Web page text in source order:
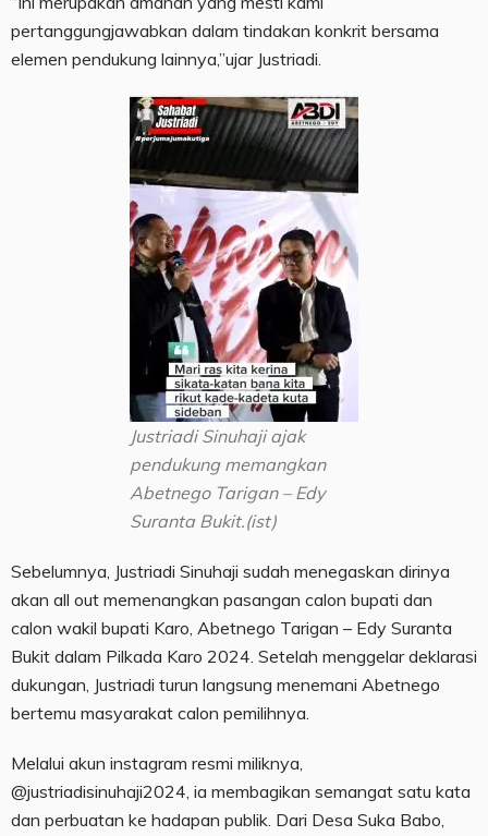
pertanggungjawabkan dalam tindakan konkrit bersama
elemen pendukung lainnya,”ujar Justriadi.
Justriadi Sinuhaji ajak
pendukung memangkan
Abetnego Tarigan – Edy
Suranta Bukit.(ist)
Sebelumnya, Justriadi Sinuhaji sudah menegaskan dirinya
akan all out memenangkan pasangan calon bupati dan
calon wakil bupati Karo, Abetnego Tarigan – Edy Suranta
Bukit dalam Pilkada Karo 2024. Setelah menggelar deklarasi
dukungan, Justriadi turun langsung menemani Abetnego
bertemu masyarakat calon pemilihnya.
Melalui akun instagram resmi miliknya,
@justriadisinuhaji2024, ia membagikan semangat satu kata
dan perbuatan ke hadapan publik. Dari Desa Suka Babo,